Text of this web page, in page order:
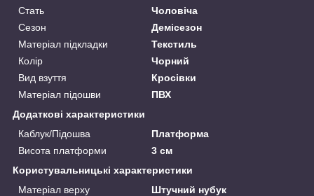
Стать
Чоловіча
Сезон
Демісезон
Матеріал підкладки
Текстиль
Колір
Чорний
Вид взуття
Кросівки
Матеріал підошви
ПВХ
Додаткові характеристики
Каблук/Підошва
Платформа
Висота платформи
3 см
Користувальницькі характеристики
Матеріал верху
Штучний нубук